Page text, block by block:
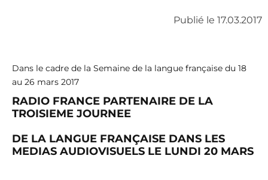
Publié le 17.03.2017
Dans le cadre de la Semaine de la langue française du 18
au 26 mars 2017
RADIO FRANCE PARTENAIRE DE LA
TROISIEME JOURNEE
DE LA LANGUE FRANÇAISE DANS LES
MEDIAS AUDIOVISUELS LE LUNDI 20 MARS